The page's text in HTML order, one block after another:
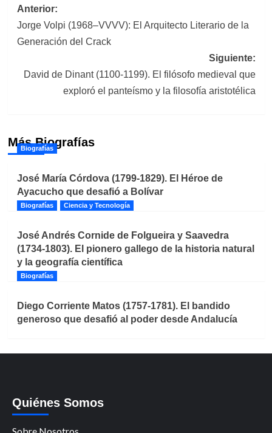
Navegación
de
Anterior:
Jorge Volpi (1968–VVVV): El Arquitecto Literario de la
Generación del Crack
Siguiente:
David de Dinant (1100-1199). El filósofo medieval que
exploró el panteísmo y la filosofía aristotélica
Más Biografías
Biografías
José María Córdova (1799-1829). El Héroe de
Ayacucho que desafió a Bolívar
Biografías Ciencia y Tecnología
José Andrés Cornide de Folgueira y Saavedra
(1734-1803). El pionero gallego de la historia natural
y la geografía científica
Biografías
Diego Corriente Matos (1757-1781). El bandido
generoso que desafió al poder desde Andalucía
Quiénes Somos
Sobre Nosotros